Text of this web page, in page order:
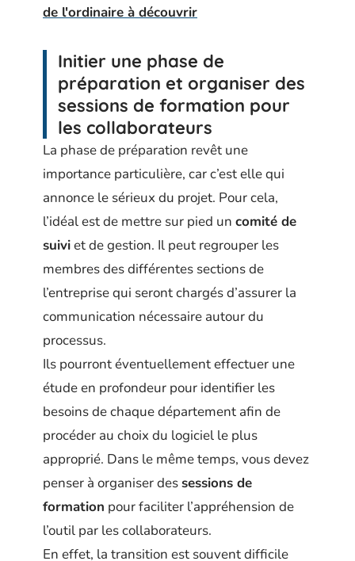
de l'ordinaire à découvrir
Initier une phase de
préparation et organiser des
sessions de formation pour
les collaborateurs
La phase de préparation revêt une
importance particulière, car c’est elle qui
annonce le sérieux du projet. Pour cela,
l’idéal est de mettre sur pied un comité de
suiviet de gestion. Il peut regrouper les
membres des différentes sections de
l’entreprise qui seront chargés d’assurer la
communication nécessaire autour du
processus.
Ils pourront éventuellement effectuer une
étude en profondeur pour identifier les
besoins de chaque département afin de
procéder au choix du logiciel le plus
approprié. Dans le même temps, vous devez
penser à organiser dessessions de
formation pour faciliter l’appréhension de
l’outil par les collaborateurs.
En effet, la transition est souvent difficile